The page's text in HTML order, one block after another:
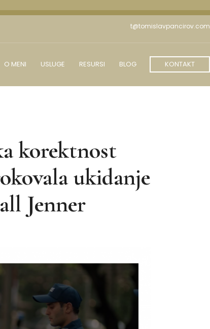
t@tomislavpancirov.com
O MENI USLUGE RESURSI BLOG KONTAKT
korektnost
ukidanje
Jenner